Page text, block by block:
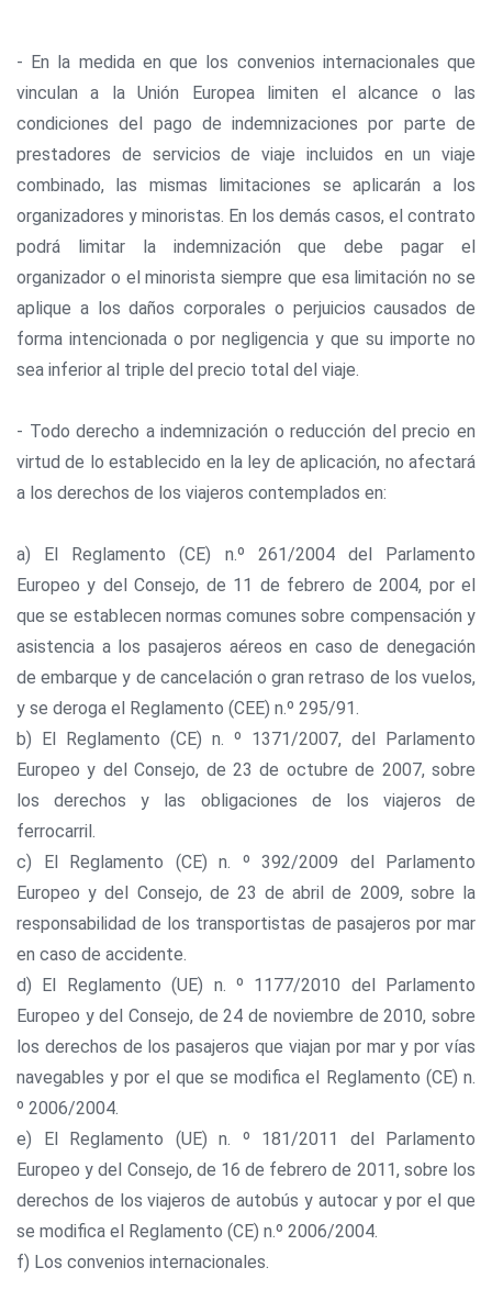
- En la medida en que los convenios internacionales que
vinculan a la Unión Europea limiten el alcance o las
condiciones del pago de indemnizaciones por parte de
prestadores de servicios de viaje incluidos en un viaje
combinado, las mismas limitaciones se aplicarán a los
organizadores y minoristas. En los demás casos, el contrato
podrá limitar la indemnización que debe pagar el
organizador o el minorista siempre que esa limitación no se
aplique a los daños corporales o perjuicios causados de
forma intencionada o por negligencia y que su importe no
sea inferior al triple del precio total del viaje.
- Todo derecho a indemnización o reducción del precio en
virtud de lo establecido en la ley de aplicación, no afectará
a los derechos de los viajeros contemplados en:
a) El Reglamento (CE) n.º 261/2004 del Parlamento
Europeo y del Consejo, de 11 de febrero de 2004, por el
que se establecen normas comunes sobre compensación y
asistencia a los pasajeros aéreos en caso de denegación
de embarque y de cancelación o gran retraso de los vuelos,
y se deroga el Reglamento (CEE) n.º 295/91.
b) El Reglamento (CE) n. º 1371/2007, del Parlamento
Europeo y del Consejo, de 23 de octubre de 2007, sobre
los derechos y las obligaciones de los viajeros de
ferrocarril.
c) El Reglamento (CE) n. º 392/2009 del Parlamento
Europeo y del Consejo, de 23 de abril de 2009, sobre la
responsabilidad de los transportistas de pasajeros por mar
en caso de accidente.
d) El Reglamento (UE) n. º 1177/2010 del Parlamento
Europeo y del Consejo, de 24 de noviembre de 2010, sobre
los derechos de los pasajeros que viajan por mar y por vías
navegables y por el que se modifica el Reglamento (CE) n.
º 2006/2004.
e) El Reglamento (UE) n. º 181/2011 del Parlamento
Europeo y del Consejo, de 16 de febrero de 2011, sobre los
derechos de los viajeros de autobús y autocar y por el que
se modifica el Reglamento (CE) n.º 2006/2004.
f) Los convenios internacionales.